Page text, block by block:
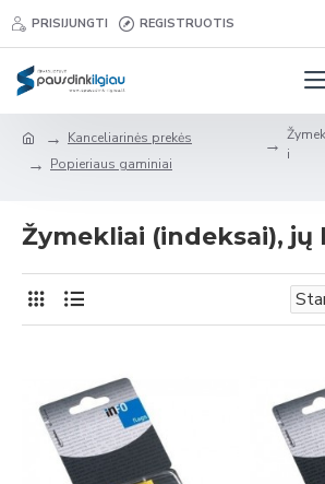
PRISIJUNGTI REGISTRUOTIS
Kanceliarinės prekės
Popieriaus gaminiai
i
Žymekliai (indeksai), jų